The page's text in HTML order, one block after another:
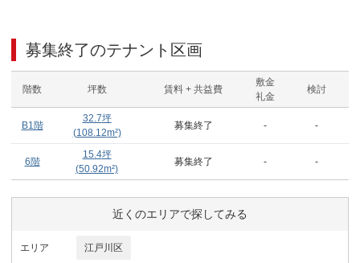
募集終了のテナント区画
階数 坪数 賃料 + 共益費
敷金
礼金
検討
B1階
32.7坪
(108.12m²)
募集終了 - -
6階
15.4坪
(50.92m²)
募集終了 - -
近くのエリアで探してみる
エリア 江戸川区